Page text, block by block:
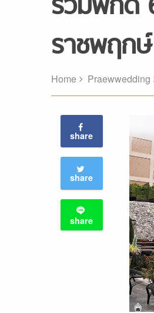
ราชพฤกษ์
Home Praewwedding
share
share
share